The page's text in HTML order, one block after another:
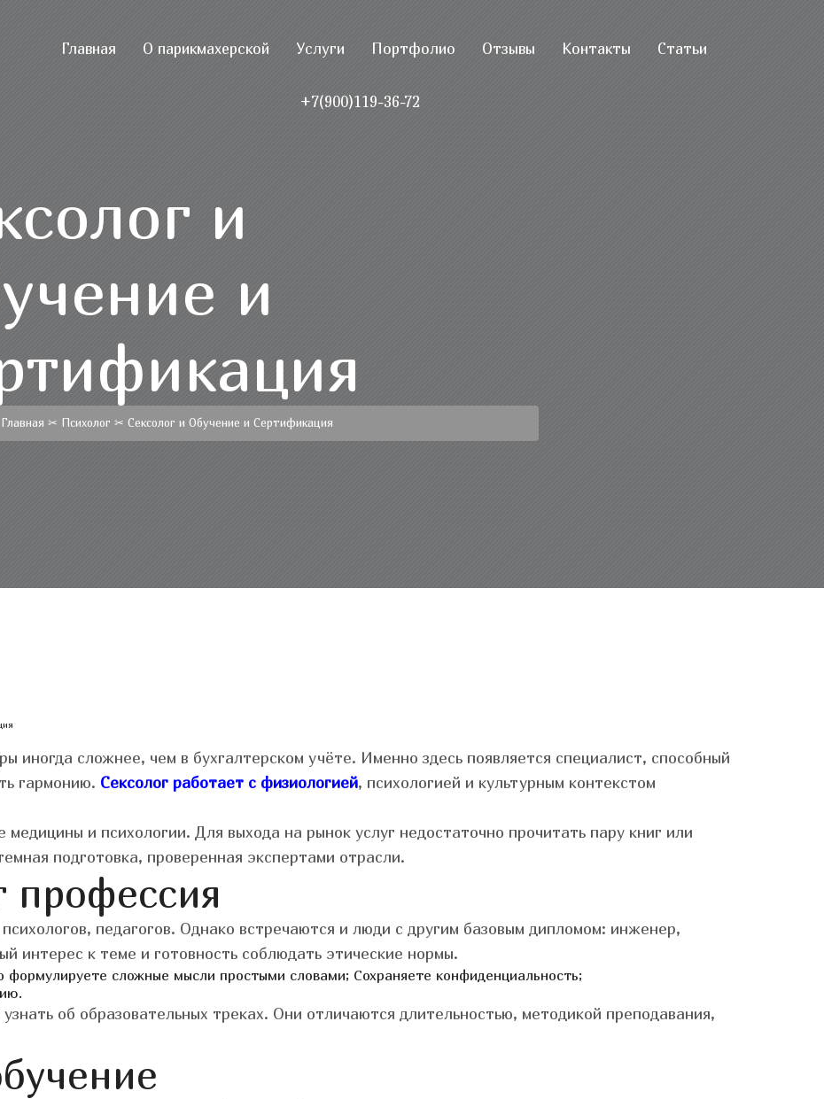
Главная О парикмахерской Услуги Портфолио Отзывы Контакты Статьи
+7(900)119-36-72
и
и
Главная ✂ Психолог ✂ Сексолог и Обучение и Сертификация
иногда сложнее, чем в бухгалтерском учёте. Именно здесь появляется специалист, способный
гармонию. Сексолог работает с физиологией, психологией и культурным контекстом
и психологии. Для выхода на рынок услуг недостаточно прочитать пару книг или
подготовка, проверенная экспертами отрасли.
профессия
педагогов. Однако встречаются и люди с другим базовым дипломом: инженер,
интерес к теме и готовность соблюдать этические нормы.
формулируете сложные мысли простыми словами; Сохраняете конфиденциальность;
об образовательных треках. Они отличаются длительностью, методикой преподавания,